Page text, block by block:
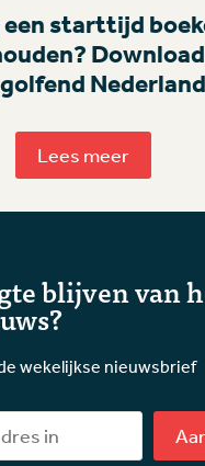
starttijd
Lees meer
blijven van
wekelijkse nieuwsbrief